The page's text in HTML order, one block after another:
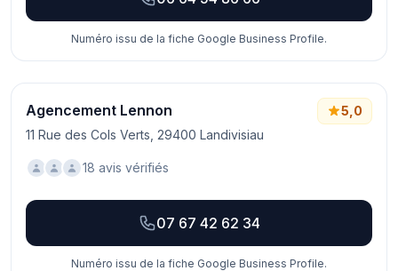
Numéro issu de la fiche Google Business Profile.
Agencement Lennon
11 Rue des Cols Verts, 29400 Landivisiau
5,0
18 avis vérifiés
07 67 42 62 34
Numéro issu de la fiche Google Business Profile.